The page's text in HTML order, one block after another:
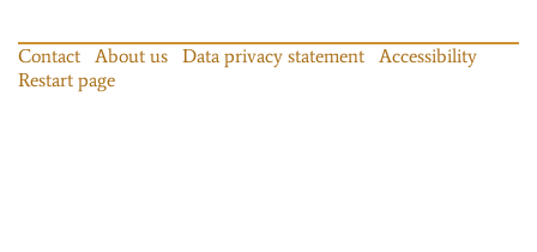
Contact About us Data privacy statement
Accessibility
Restart page